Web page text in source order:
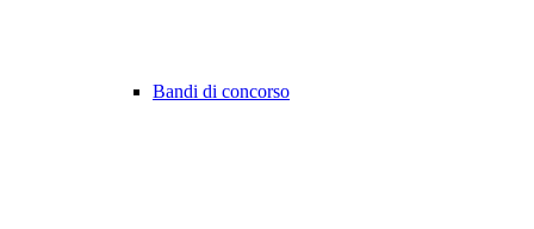
Bandi di concorso